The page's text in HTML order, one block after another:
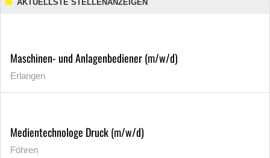
AKTUELLSTE STELLENANZEIGEN
Maschinen- und Anlagenbediener (m/w/d)
Erlangen
Medientechnologe Druck (m/w/d)
Föhren